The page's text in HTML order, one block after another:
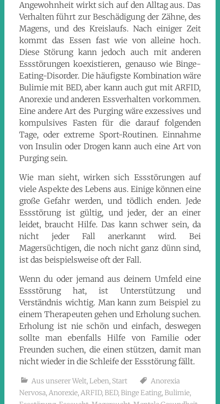
Angewohnheit wirkt sich auf den Alltag aus. Das
Verhalten führt zur Beschädigung der Zähne, des
Magens, und des Kreislaufs. Nach einiger Zeit
kommt das Essen fast wie von alleine hoch.
Diese Störung kann jedoch auch mit anderen
Essstörungen koexistieren, genauso wie Binge-
Eating-Disorder. Die häufigste Kombination wäre
Bulimie mit BED, aber kann auch gut mit ARFID,
Anorexie und anderen Essverhalten vorkommen.
Eine andere Art des Purging wäre exzessives und
kompulsives Fasten für die darauf folgenden
Tage, oder extreme Sport-Routinen. Einnahme
von Insulin oder Drogen kann auch eine Art von
Purging sein.
Wie man sieht, wirken sich Essstörungen auf
viele Aspekte des Lebens aus. Einige können eine
große Gefahr werden, und tödlich enden. Jede
Essstörung ist gültig, und jeder, der an einer
leidet, braucht Hilfe. Das kann schwer sein, da
nicht jeder Fall anerkannt wird. Bei
Magersüchtigen, die noch nicht ganz dünn sind,
ist das beispielsweise oft der Fall.
Wenn du oder jemand aus deinem Umfeld eine
Essstörung hat, ist Unterstützung und
Verständnis wichtig. Man kann zum Beispiel zu
einem Therapeuten gehen und Erholung suchen.
Erholung ist nie schön und einfach, deswegen
sollte man ebenfalls Hilfe von Familie oder
Freunden suchen, die einen stützen, damit man
nicht wieder in die Schleife der Essstörung fällt.
Aus unserer Welt,Leben, Start
Anorexia
Nervosa,Anorexie,ARFID,BED,Binge Eating,Bulimie,